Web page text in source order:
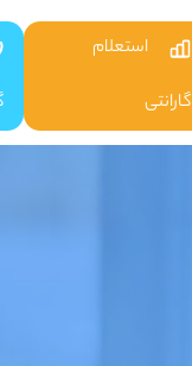
استعلام
گارانتی